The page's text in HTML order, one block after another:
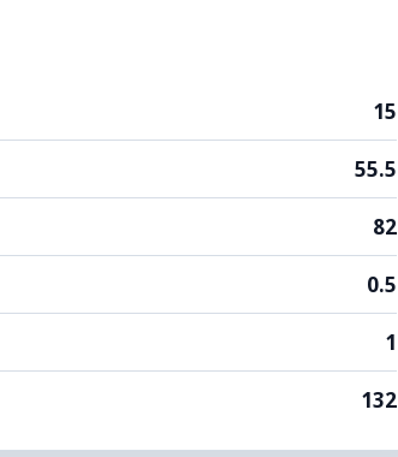
15
55.5
82
0.5
1
132